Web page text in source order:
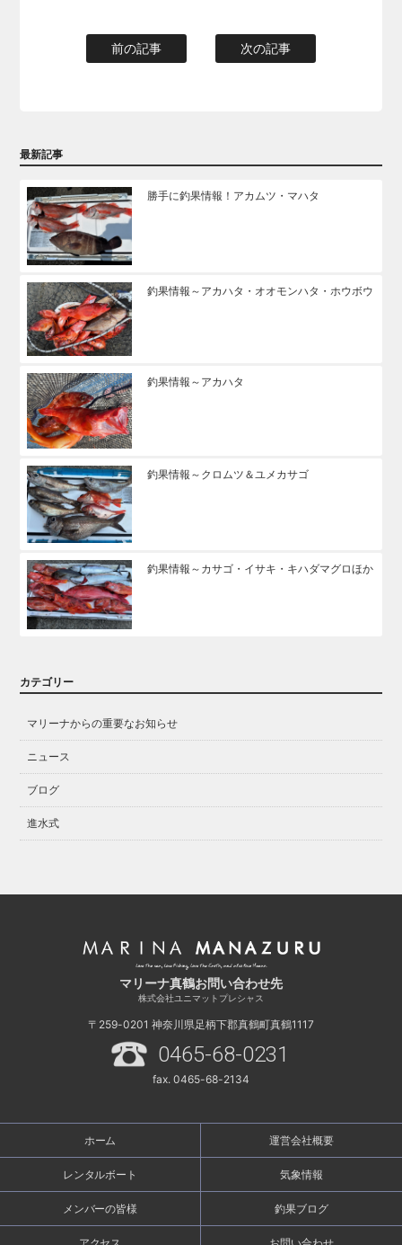
前の記事 次の記事
最新記事
勝手に釣果情報！アカムツ・マハタ
釣果情報～アカハタ・オオモンハタ・ホウボウ
釣果情報～アカハタ
釣果情報～クロムツ＆ユメカサゴ
釣果情報～カサゴ・イサキ・キハダマグロほか
カテゴリー
マリーナからの重要なお知らせ
ニュース
ブログ
進水式
マリーナ真鶴お問い合わせ先
株式会社ユニマットプレシャス
〒259-0201 神奈川県足柄下郡真鶴町真鶴1117
0465-68-0231
fax. 0465-68-2134
ホーム 運営会社概要
レンタルボート 気象情報
メンバーの皆様 釣果ブログ